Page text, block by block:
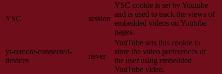
YSC session
YSC cookie is set by Youtube
and is used to track the views of
embedded videos on Youtube
pages.
yt-remote-connected-
devices
never
YouTube sets this cookie to
store the video preferences of
the user using embedded
YouTube video.